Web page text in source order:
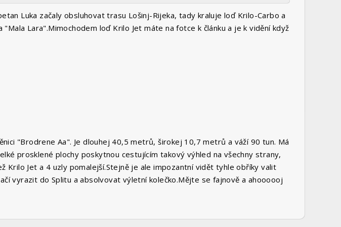
Luka začaly obsluhovat trasu Lošinj-Rijeka, tady kraluje loď Krilo-Carbo a
Lara".Mimochodem loď Krilo Jet máte na fotce k článku a je k vidění když
"Brodrene Aa". Je dlouhej 40,5 metrů, širokej 10,7 metrů a váží 90 tun. Má
prosklené plochy poskytnou cestujícím takový výhled na všechny strany,
Jet a 4 uzly pomalejší.Stejně je ale impozantní vidět tyhle obříky valit
vyrazit do Splitu a absolvovat výletní kolečko.Mějte se fajnově a ahoooooj